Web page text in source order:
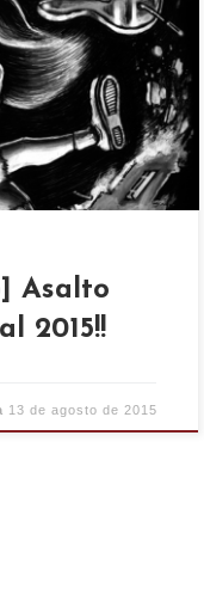
el Asalto
10 de octubre!
web donde
actividades y
Asalto
2015!!
13 de agosto de 2015